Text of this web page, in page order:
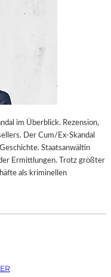
im Überblick. Rezension,
Der Cum/Ex-Skandal
Staatsanwältin
Ermittlungen. Trotz größter
als kriminellen